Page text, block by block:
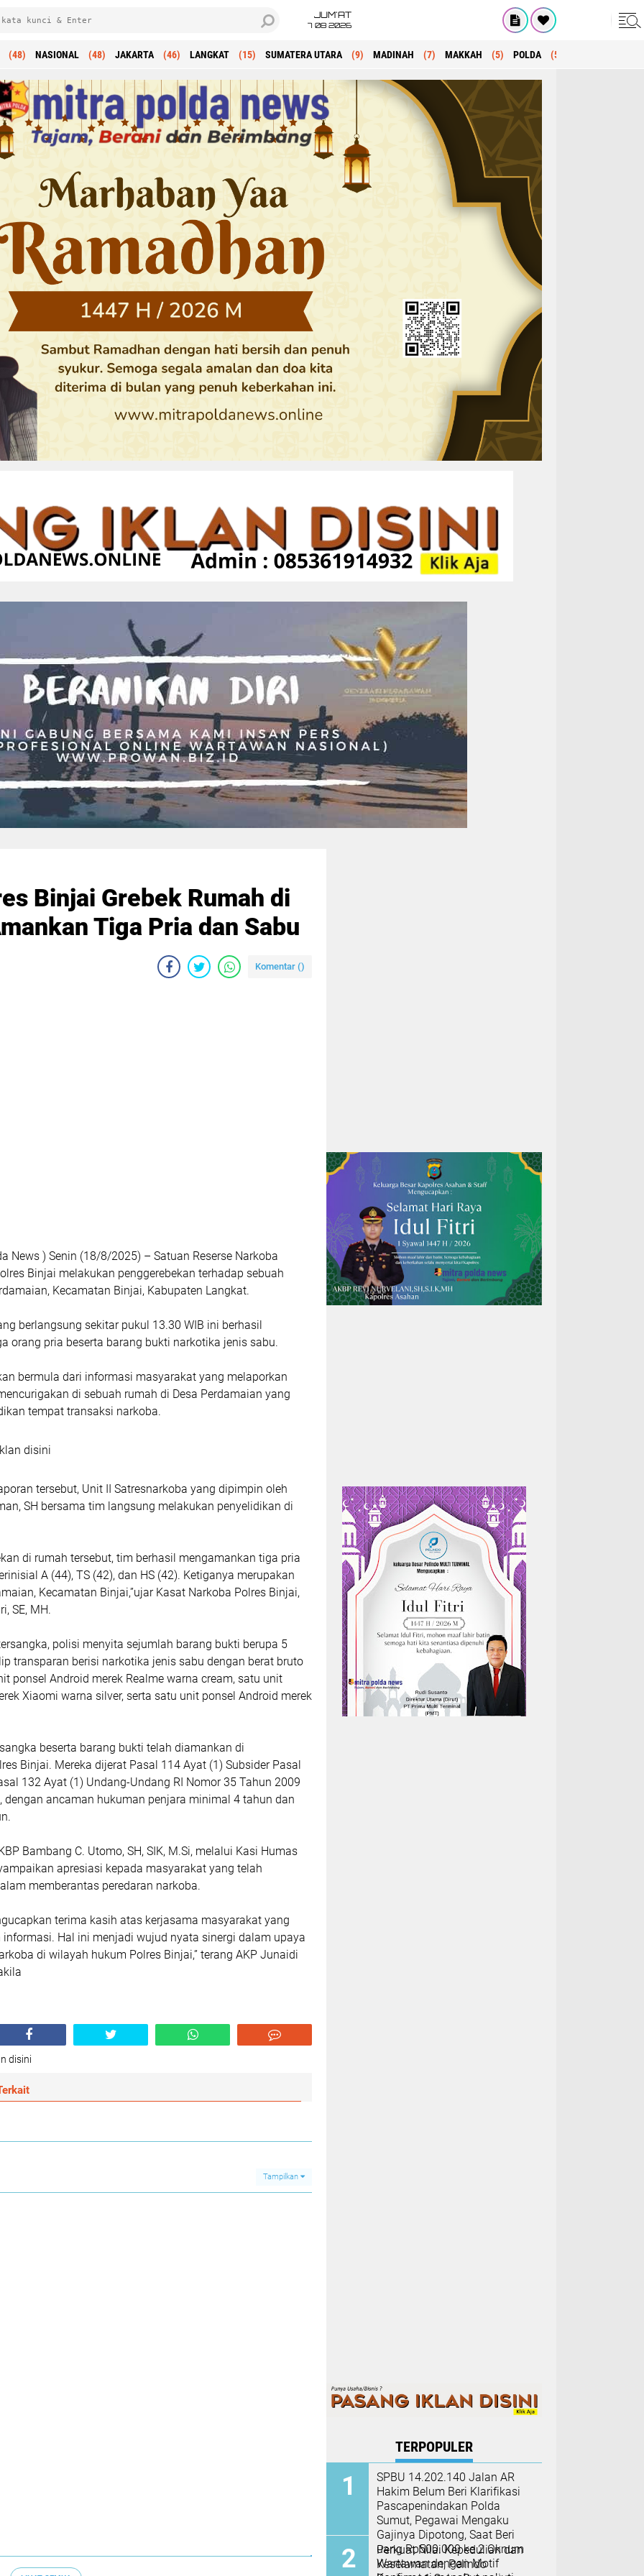
JUM'AT
7 08 2026
(48) NASIONAL (48) JAKARTA (46) LANGKAT (15) SUMATERA UTARA (9) MADINAH (7) MAKKAH (5) POLDA (5)
Binjai Grebek Rumah di
Tiga Pria dan Sabu
Komentar ()
News ) Senin (18/8/2025) – Satuan Reserse Narkoba
Binjai melakukan penggerebekan terhadap sebuah
Kecamatan Binjai, Kabupaten Langkat.
berlangsung sekitar pukul 13.30 WIB ini berhasil
orang pria beserta barang bukti narkotika jenis sabu.
bermula dari informasi masyarakat yang melaporkan
di sebuah rumah di Desa Perdamaian yang
tempat transaksi narkoba.
disini
tersebut, Unit II Satresnarkoba yang dipimpin oleh
SH bersama tim langsung melakukan penyelidikan di
di rumah tersebut, tim berhasil mengamankan tiga pria
A (44), TS (42), dan HS (42). Ketiganya merupakan
Kecamatan Binjai,”ujar Kasat Narkoba Polres Binjai,
SE, MH.
polisi menyita sejumlah barang bukti berupa 5
transparan berisi narkotika jenis sabu dengan berat bruto
ponsel Android merek Realme warna cream, satu unit
Xiaomi warna silver, serta satu unit ponsel Android merek
beserta barang bukti telah diamankan di
Binjai. Mereka dijerat Pasal 114 Ayat (1) Subsider Pasal
132 Ayat (1) Undang-Undang RI Nomor 35 Tahun 2009
dengan ancaman hukuman penjara minimal 4 tahun dan
Bambang C. Utomo, SH, SIK, M.Si, melalui Kasi Humas
apresiasi kepada masyarakat yang telah
memberantas peredaran narkoba.
terima kasih atas kerjasama masyarakat yang
informasi. Hal ini menjadi wujud nyata sinergi dalam upaya
di wilayah hukum Polres Binjai,” terang AKP Junaidi
disini
Tampilkan